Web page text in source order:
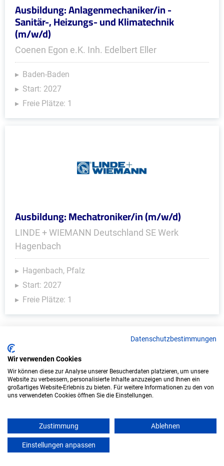
Ausbildung: Anlagenmechaniker/in -
Sanitär-, Heizungs- und Klimatechnik
(m/w/d)
Coenen Egon e.K. Inh. Edelbert Eller
Baden-Baden
Start: 2027
Freie Plätze: 1
Ausbildung: Mechatroniker/in (m/w/d)
LINDE + WIEMANN Deutschland SE Werk
Hagenbach
Hagenbach, Pfalz
Start: 2027
Freie Plätze: 1
Weitere Ausbildungsplätze
IT/Computer - Ausbildungsplätze
Datenschutzbestimmungen
Wir verwenden Cookies
Wir können diese zur Analyse unserer Besucherdaten platzieren, um unsere
Website zu verbessern, personalisierte Inhalte anzuzeigen und Ihnen ein
großartiges Website-Erlebnis zu bieten. Für weitere Informationen zu den von
uns verwendeten Cookies öffnen Sie die Einstellungen.
Zustimmung Ablehnen
Einstellungen anpassen